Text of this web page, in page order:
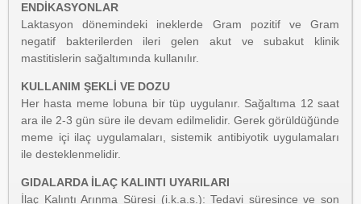
ENDİKASYONLAR
Laktasyon dönemindeki ineklerde Gram pozitif ve Gram
negatif bakterilerden ileri gelen akut ve subakut klinik
mastitislerin sağaltımında kullanılır.
KULLANIM ŞEKLİ VE DOZU
Her hasta meme lobuna bir tüp uygulanır. Sağaltıma 12 saat
ara ile 2-3 gün süre ile devam edilmelidir. Gerek görüldüğünde
meme içi ilaç uygulamaları, sistemik antibiyotik uygulamaları
ile desteklenmelidir.
GIDALARDA İLAÇ KALINTI UYARILARI
İlaç Kalıntı Arınma Süresi (i.k.a.s.): Tedavi süresince ve son